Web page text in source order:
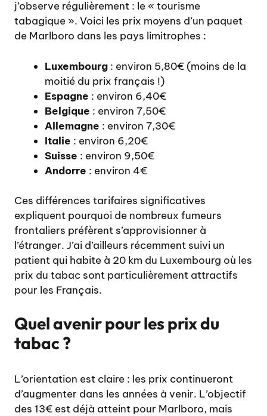
j’observe régulièrement : le « tourisme
tabagique ». Voici les prix moyens d’un paquet
de Marlboro dans les pays limitrophes :
Luxembourg : environ 5,80€ (moins de la
moitié du prix français !)
Espagne : environ 6,40€
Belgique : environ 7,50€
Allemagne : environ 7,30€
Italie : environ 6,20€
Suisse : environ 9,50€
Andorre : environ 4€
Ces différences tarifaires significatives
expliquent pourquoi de nombreux fumeurs
frontaliers préfèrent s’approvisionner à
l’étranger. J’ai d’ailleurs récemment suivi un
patient qui habite à 20 km du Luxembourg où les
prix du tabac sont particulièrement attractifs
pour les Français.
Quel avenir pour les prix du
tabac ?
L’orientation est claire : les prix continueront
d’augmenter dans les années à venir. L’objectif
des 13€ est déjà atteint pour Marlboro, mais